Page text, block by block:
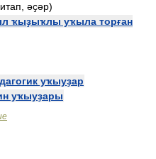
әҫәр)
ҡыҙыҡлы уҡыла торған
уҡыуҙар
уҡыуҙары